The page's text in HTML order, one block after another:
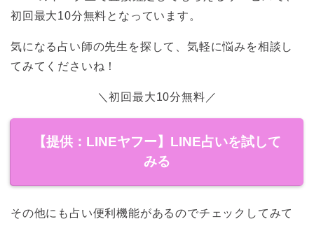
初回最大10分無料となっています。
気になる占い師の先生を探して、気軽に悩みを相談し
てみてくださいね！
＼初回最大10分無料／
【提供：LINEヤフー】LINE占いを試して
みる
その他にも占い便利機能があるのでチェックしてみて